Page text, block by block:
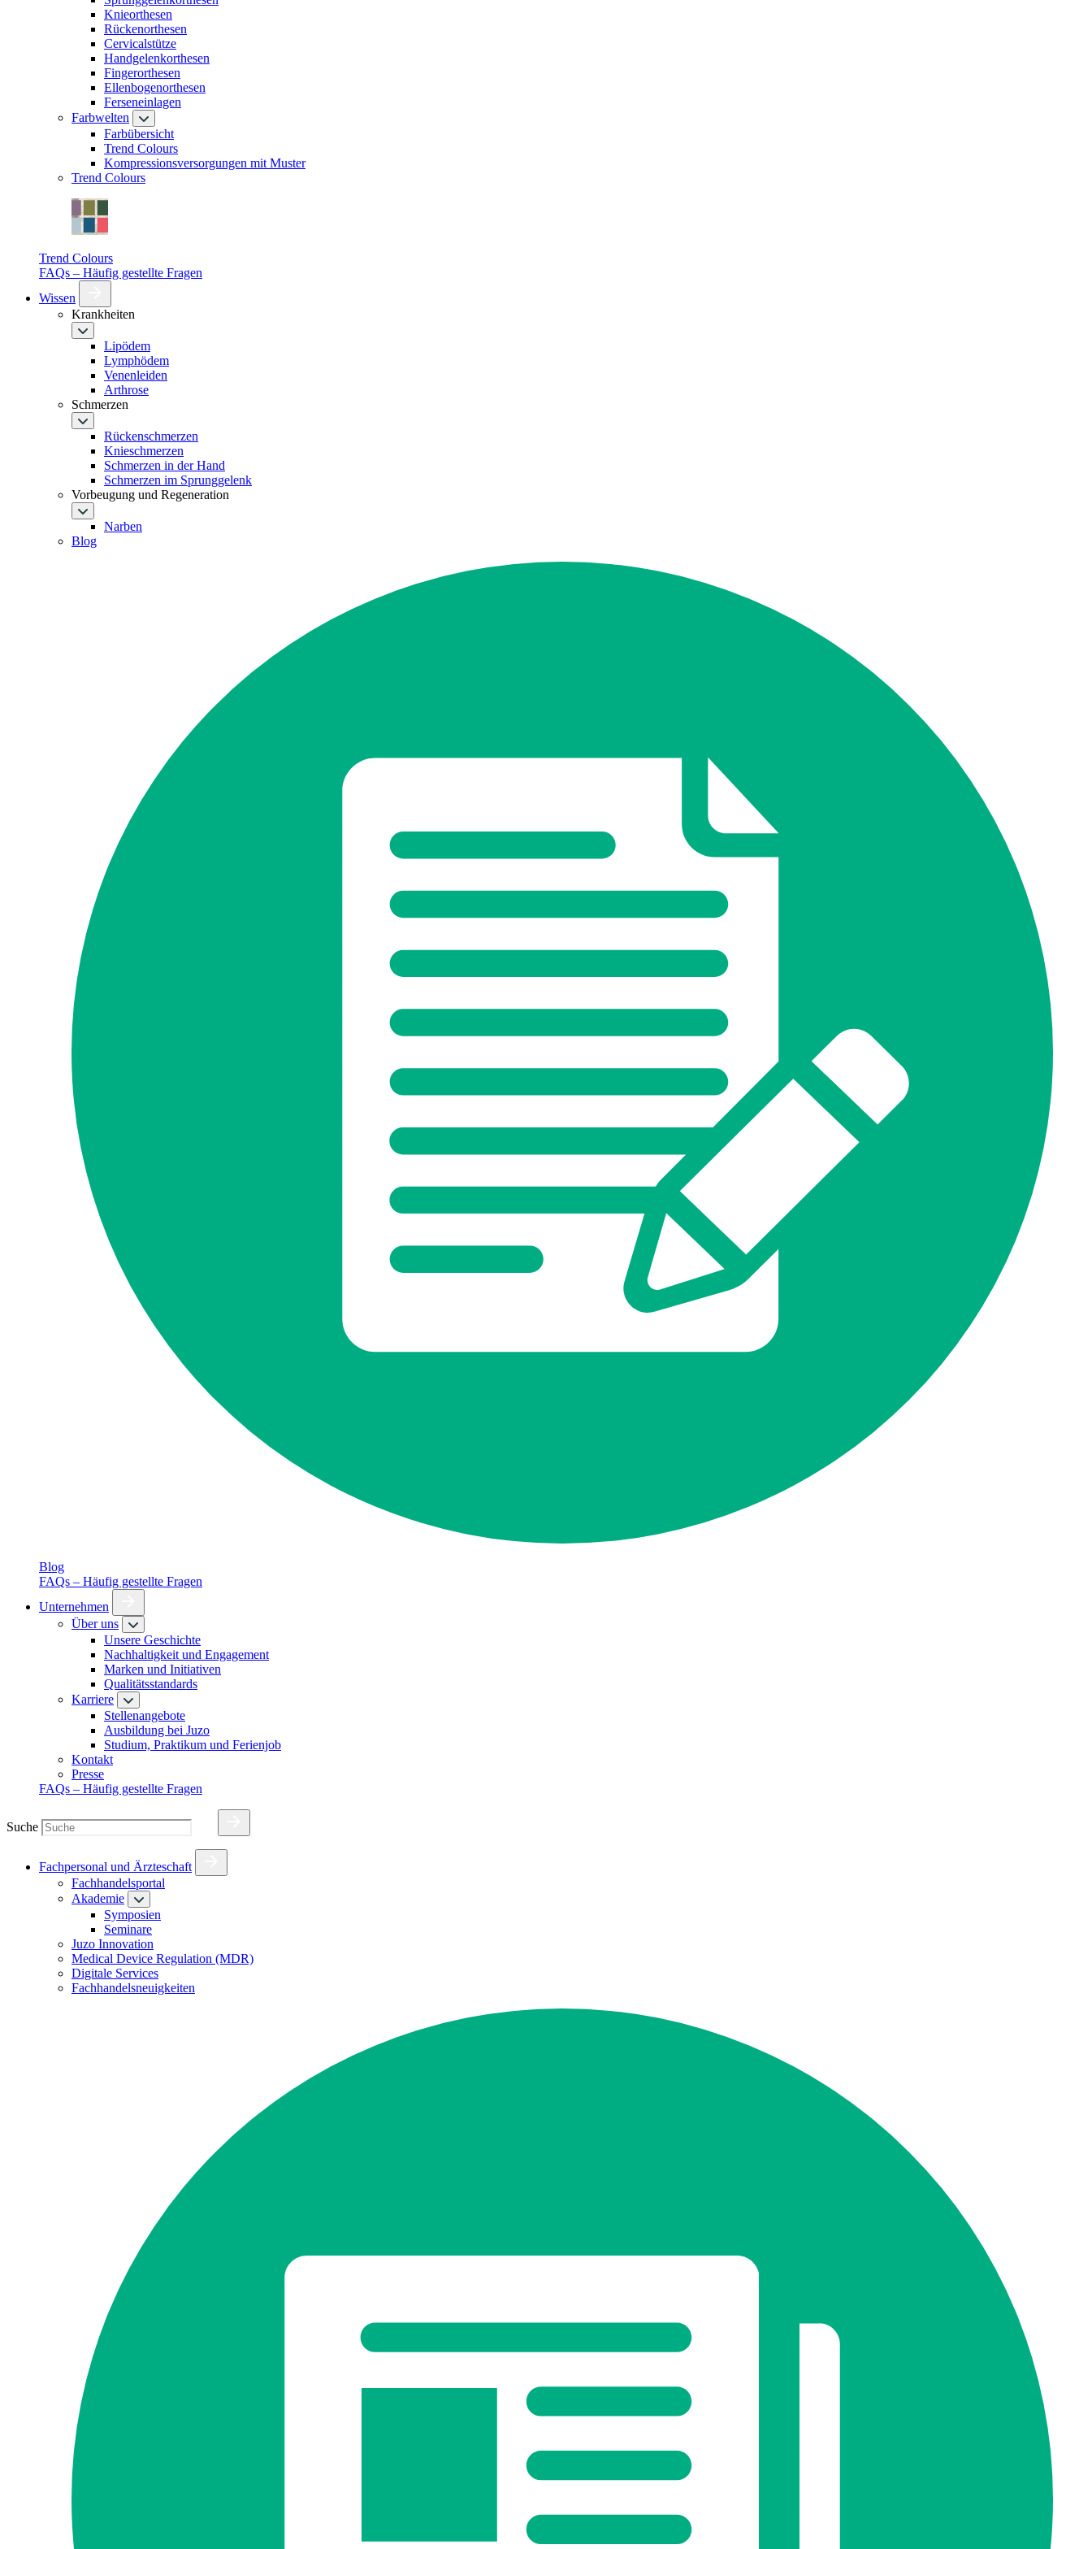
Knieorthesen
Rückenorthesen
Cervicalstütze
Handgelenkorthesen
Fingerorthesen
Ellenbogenorthesen
Ferseneinlagen
Farbwelten
Farbübersicht
Trend Colours
Kompressionsversorgungen mit Muster
Trend Colours
Trend Colours
FAQs – Häufig gestellte Fragen
Wissen
Krankheiten
Lipödem
Lymphödem
Venenleiden
Arthrose
Schmerzen
Rückenschmerzen
Knieschmerzen
Schmerzen in der Hand
Schmerzen im Sprunggelenk
Vorbeugung und Regeneration
Narben
Blog
Blog
FAQs – Häufig gestellte Fragen
Unternehmen
Über uns
Unsere Geschichte
Nachhaltigkeit und Engagement
Marken und Initiativen
Qualitätsstandards
Karriere
Stellenangebote
Ausbildung bei Juzo
Studium, Praktikum und Ferienjob
Kontakt
Presse
FAQs – Häufig gestellte Fragen
Suche
Fachpersonal und Ärzteschaft
Fachhandelsportal
Akademie
Symposien
Seminare
Juzo Innovation
Medical Device Regulation (MDR)
Digitale Services
Fachhandelsneuigkeiten